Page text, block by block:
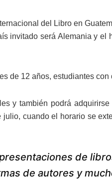
del Libro en
invitado será Alemania y el
de 12 años, estudiantes con
y también podrá
cuando el horario se
de
de autores y